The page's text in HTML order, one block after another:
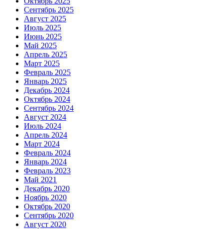
Сентябрь 2025
Август 2025
Июль 2025
Июнь 2025
Май 2025
Апрель 2025
Март 2025
Февраль 2025
Январь 2025
Декабрь 2024
Октябрь 2024
Сентябрь 2024
Август 2024
Июль 2024
Апрель 2024
Март 2024
Февраль 2024
Январь 2024
Февраль 2023
Май 2021
Декабрь 2020
Ноябрь 2020
Октябрь 2020
Сентябрь 2020
Август 2020